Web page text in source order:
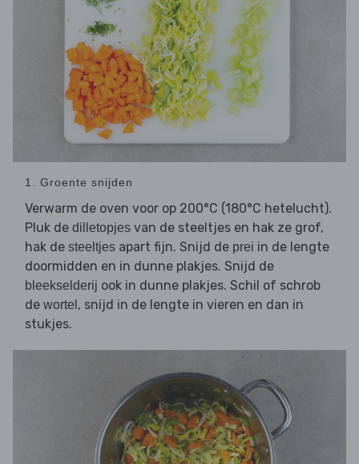
1. Groente snijden
Verwarm de oven voor op 200°C (180°C hetelucht).
Pluk de dilletopjes van de steeltjes en hak ze grof,
hak de steeltjes apart fijn. Snijd de prei in de lengte
doormidden en in dunne plakjes. Snijd de
bleekselderij ook in dunne plakjes. Schil of schrob
de wortel , snijd in de lengte in vieren en dan in
stukjes.